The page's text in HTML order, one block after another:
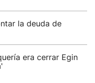
la deuda de
era cerrar Egin